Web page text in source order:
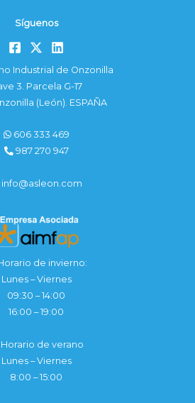
Síguenos
Industrial de Onzonilla
3. Parcela G-17
(León). ESPAÑA
606 333 469
987 270 947
info@asleon.com
de invierno:
Lunes – Viernes
09:30 – 14:00
16:00 – 19:00
Horario de verano
Lunes – Viernes
8:00 – 15:00